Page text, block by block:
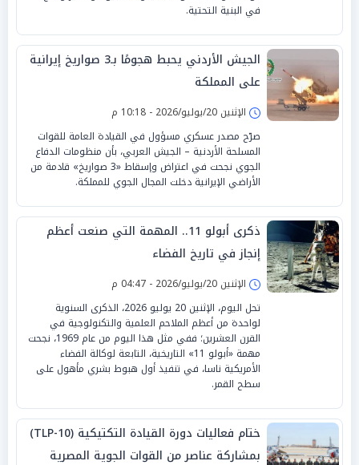
في البنية التحتية.
الجيش الأردني يحبط هجومًا بـ3 صواريخ إيرانية
على المملكة
الإثنين 20/يوليو/2026 - 10:18 م
صرّح مصدر عسكري مسؤول في القيادة العامة للقوات
المسلحة الأردنية – الجيش العربي، بأن منظومات الدفاع
الجوي نجحت في اعتراض وإسقاط «3 صواريخ» قادمة من
الأراضي الإيرانية دخلت المجال الجوي للمملكة.
ذكرى أبولو 11.. المهمة التي صنعت أعظم
إنجاز في تاريخ الفضاء
الإثنين 20/يوليو/2026 - 04:47 م
تحل اليوم، الإثنين 20 يوليو 2026، الذكرى السنوية
لواحدة من أعظم الملاحم العلمية والتكنولوجية في
القرن العشرين؛ ففي مثل هذا اليوم من عام 1969، نجحت
مهمة «أبولو 11» التاريخية، التابعة لوكالة الفضاء
الأمريكية ناسا، في تنفيذ أول هبوط بشري مأهول على
سطح القمر.
ختام فعاليات دورة القيادة التكتيكية (TLP-10)
بمشاركة عناصر من القوات الجوية المصرية